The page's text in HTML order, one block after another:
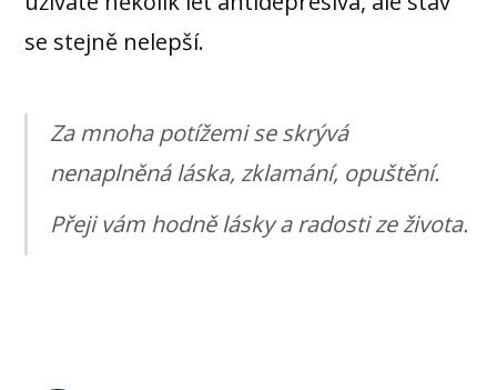
se stejně nelepší.
Za mnoha potížemi se skrývá
nenaplněná láska, zklamání, opuštění.
Přeji vám hodně lásky a radosti ze života.